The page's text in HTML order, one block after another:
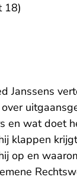
18)
Janssens
en wat doet
klappen
op en